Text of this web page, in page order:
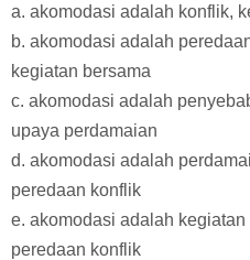
a. akomodasi adalah konflik,
b. akomodasi adalah
kegiatan bersama
c. akomodasi adalah
upaya perdamaian
d. akomodasi adalah
peredaan konflik
e. akomodasi adalah
peredaan konflik